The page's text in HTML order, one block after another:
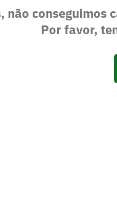
não conseguimos
Por favor,